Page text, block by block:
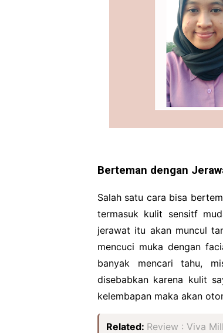
Berteman dengan
Salah satu cara bisa
termasuk kulit sensitf
jerawat itu akan muncul
mencuci muka dengan
banyak mencari tahu,
disebabkan karena kulit
kelembapan maka akan
Related: Review : Viva